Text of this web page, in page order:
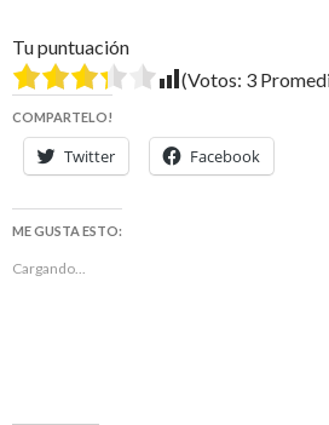
Tu puntuación
(Votos: 3
COMPARTELO!
Twitter Facebook
ME GUSTA ESTO:
Cargando...